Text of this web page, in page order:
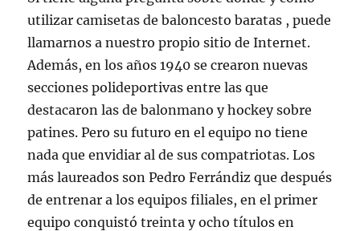
utilizar camisetas de baloncesto baratas , puede
llamarnos a nuestro propio sitio de Internet.
Además, en los años 1940 se crearon nuevas
secciones polideportivas entre las que
destacaron las de balonmano y hockey sobre
patines. Pero su futuro en el equipo no tiene
nada que envidiar al de sus compatriotas. Los
más laureados son Pedro Ferrándiz que después
de entrenar a los equipos filiales, en el primer
equipo conquistó treinta y ocho títulos en